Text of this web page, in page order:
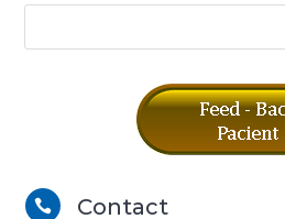
 Contact